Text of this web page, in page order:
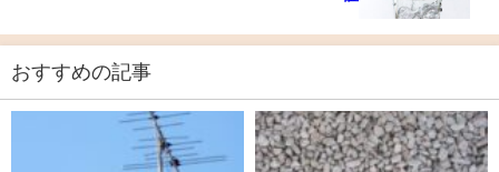
おすすめの記事